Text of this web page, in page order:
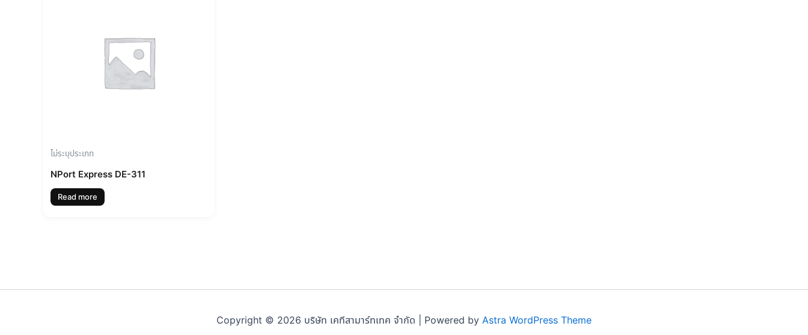
ไม่ระบุประเภท
NPort Express DE-311
Read more
Copyright © 2026 บริษัท เคทีสามาร์ทเทค จำกัด | Powered by Astra WordPress Theme